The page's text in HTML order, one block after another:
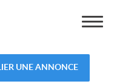
UNE ANNONCE